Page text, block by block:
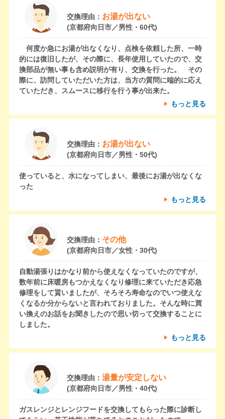
交換理由： お湯が出ない
(京都府向日市／男性・60代)
何度か急にお湯が出なくなり、点検を依頼した所、一時
的には復旧したが、その際に、長年使用していたので、交
換部品が無い事も含め説明が有り、交換を行った。 その
際に、訪問していただいた方は、当方の質問に端的に応え
ていただき、スムースに移行を行う事が出来た。
もっと見る
交換理由： お湯が出ない
(京都府向日市／男性・50代)
使っていると、水になってしまい、最後にお湯が出なくな
った
もっと見る
交換理由： その他
(京都府向日市／女性・30代)
自動湯張りはかなり前から使えなくなっていたのですが、
数年前に床暖房もつかえなくなり修理に来ていただき応急
修理をして貰いましたが、そろそろ寿命なのでいつ使えな
くなるか分からないと言われておりました。そんな時に買
い換えのお話をお聞きしたので思い切って交換することに
しました。
もっと見る
交換理由： 湯量が安定しない
(京都府向日市／男性・40代)
ガスレンジとレンジフードを交換してもらった際に診断し